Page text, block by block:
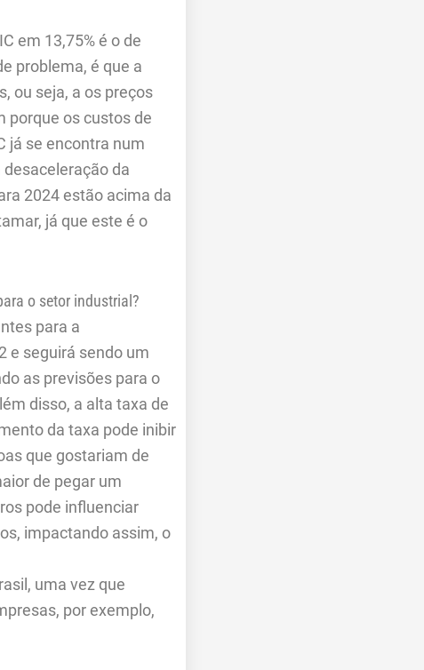
em 13,75% é o de
problema, é que a
ou seja, a os preços
porque os custos de
já se encontra num
da
2024 estão acima da
já que este é o
o setor industrial?
para a
e seguirá sendo um
as previsões para o
disso, a alta taxa de
da taxa pode inibir
que gostariam de
de pegar um
pode influenciar
impactando assim, o
uma vez que
por exemplo,